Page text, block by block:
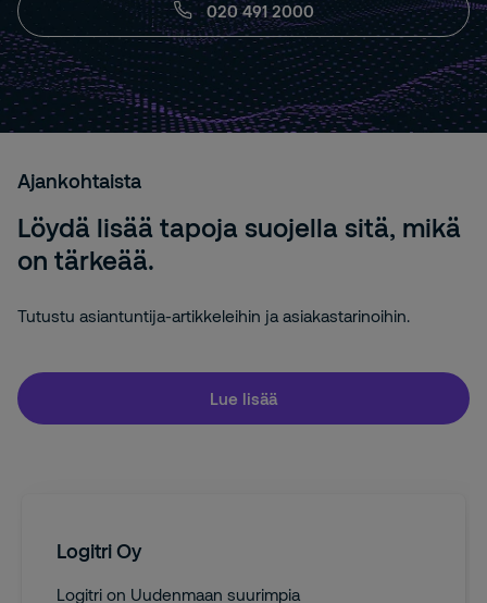
020 491 2000
Ajankohtaista
Löydä lisää tapoja suojella sitä, mikä
on tärkeää.
Tutustu asiantuntija-artikkeleihin ja asiakastarinoihin.
Lue lisää
Logitri Oy
Logitri on Uudenmaan suurimpia